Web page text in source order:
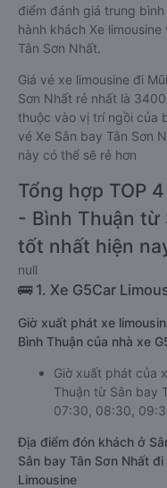
điểm đánh giá trung
hành khách Xe
Tân Sơn Nhất.
Giá vé xe limousine đi
Sơn Nhất rẻ nhất là
thuộc vào vị trí ngồi của
vé Xe Sân bay Tân Sơn
này có thể sẽ rẻ hơn
Tổng hợp TOP
- Bình Thuận từ
tốt nhất hiện
null
🚌 1. Xe G5Car
Giờ xuất phát xe
Bình Thuận của nhà xe
Giờ xuất phát của
Thuận từ Sân bay
07:30, 08:30,
Địa điểm đón khách ở
Sân bay Tân Sơn Nhất
Limousine